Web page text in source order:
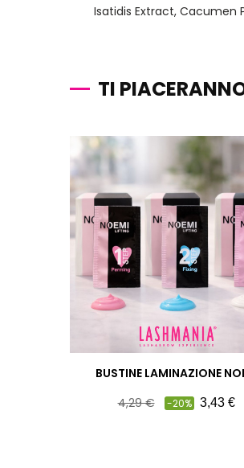
Isatidis Extract, Cacumen
TI
BUSTINE LAMINAZIONE
Prezzo
4,29 € -20% Prezzo
3,43 €